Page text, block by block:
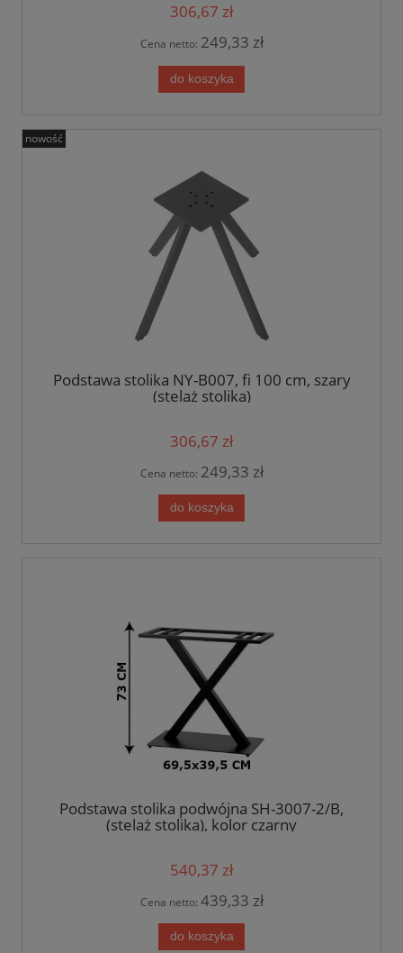
306,67 zł
Cena netto: 249,33 zł
do koszyka
Podstawa stolika NY-B007, fi 100 cm, szary
(stelaż stolika)
306,67 zł
Cena netto: 249,33 zł
do koszyka
nowość
Podstawa stolika podwójna SH-3007-2/B,
(stelaż stolika), kolor czarny
540,37 zł
Cena netto: 439,33 zł
do koszyka